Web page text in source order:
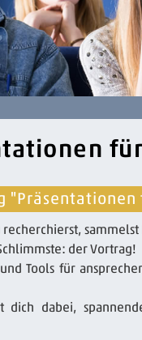
der Vortrag!
Tools für
dich dabei,